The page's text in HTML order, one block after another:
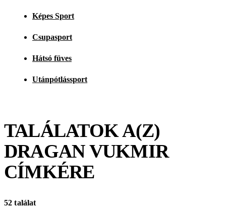
Képes Sport
Csupasport
Hátsó füves
Utánpótlássport
TALÁLATOK A(Z)
DRAGAN VUKMIR
CÍMKÉRE
52 találat